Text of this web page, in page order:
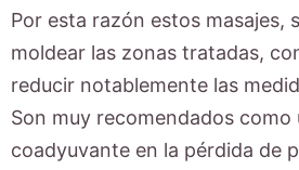
Por esta razón estos masajes,
moldear las zonas tratadas,
reducir notablemente las
Son muy recomendados
coadyuvante en la pérdida de